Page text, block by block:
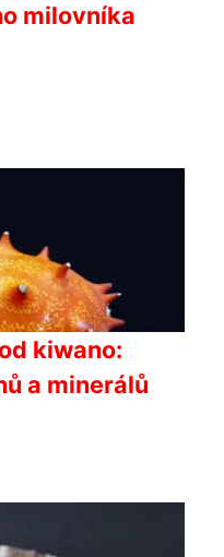
milovníka
kiwano:
a minerálů